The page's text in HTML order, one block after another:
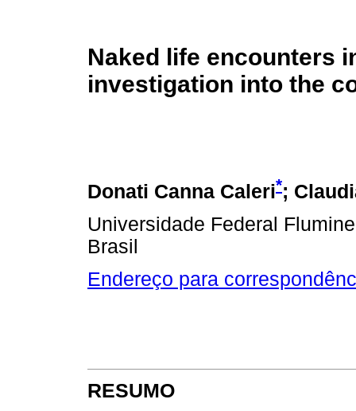
Naked life encounters
investigation into the
Donati Canna Caleri*;
Universidade Federal
Brasil
Endereço para
RESUMO